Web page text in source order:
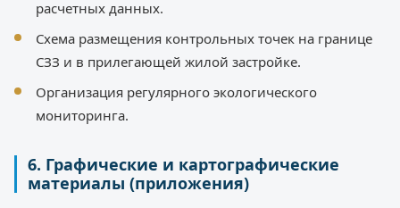
расчетных данных.
Схема размещения контрольных точек на границе
СЗЗ и в прилегающей жилой застройке.
Организация регулярного экологического
мониторинга.
6. Графические и картографические
материалы (приложения)